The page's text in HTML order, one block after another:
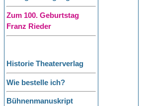
Zum 100. Geburtstag
Franz Rieder
Historie Theaterverlag
Wie bestelle ich?
Bühnenmanuskript